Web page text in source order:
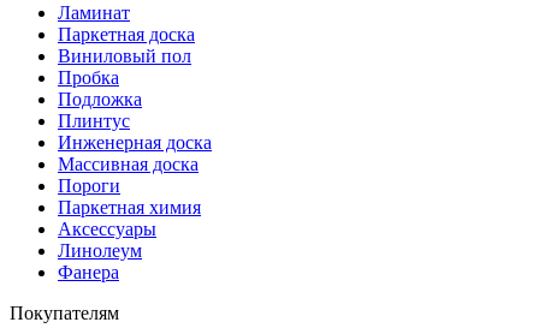
Ламинат
Паркетная доска
Виниловый пол
Пробка
Подложка
Плинтус
Инженерная доска
Массивная доска
Пороги
Паркетная химия
Аксессуары
Линолеум
Фанера
Покупателям